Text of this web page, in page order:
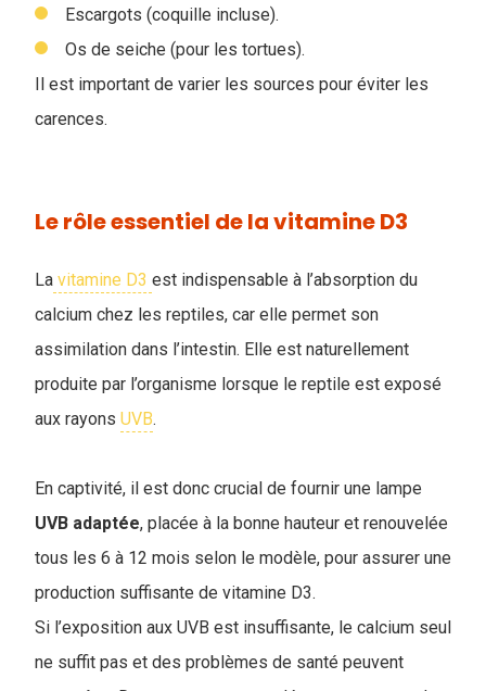
Escargots (coquille incluse).
Os de seiche (pour les tortues).
Il est important de varier les sources pour éviter les
carences.
Le rôle essentiel de la vitamine D3
La vitamine D3 est indispensable à l’absorption du
calcium chez les reptiles, car elle permet son
assimilation dans l’intestin. Elle est naturellement
produite par l’organisme lorsque le reptile est exposé
aux rayons UVB.
En captivité, il est donc crucial de fournir une lampe
UVB adaptée, placée à la bonne hauteur et renouvelée
tous les 6 à 12 mois selon le modèle, pour assurer une
production suffisante de vitamine D3.
Si l’exposition aux UVB est insuffisante, le calcium seul
ne suffit pas et des problèmes de santé peuvent